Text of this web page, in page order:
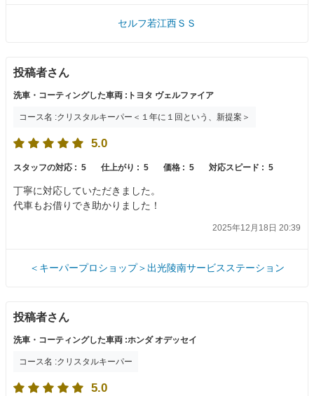
セルフ若江西ＳＳ
投稿者さん
洗車・コーティングした車両 :トヨタ ヴェルファイア
コース名 :クリスタルキーパー＜１年に１回という、新提案＞
5.0
スタッフの対応 : 5 仕上がり : 5 価格 : 5 対応スピード : 5
丁寧に対応していただきました。
代車もお借りでき助かりました！
2025年12月18日 20:39
＜キーパープロショップ＞出光陵南サービスステーション
投稿者さん
洗車・コーティングした車両 :ホンダ オデッセイ
コース名 :クリスタルキーパー
5.0